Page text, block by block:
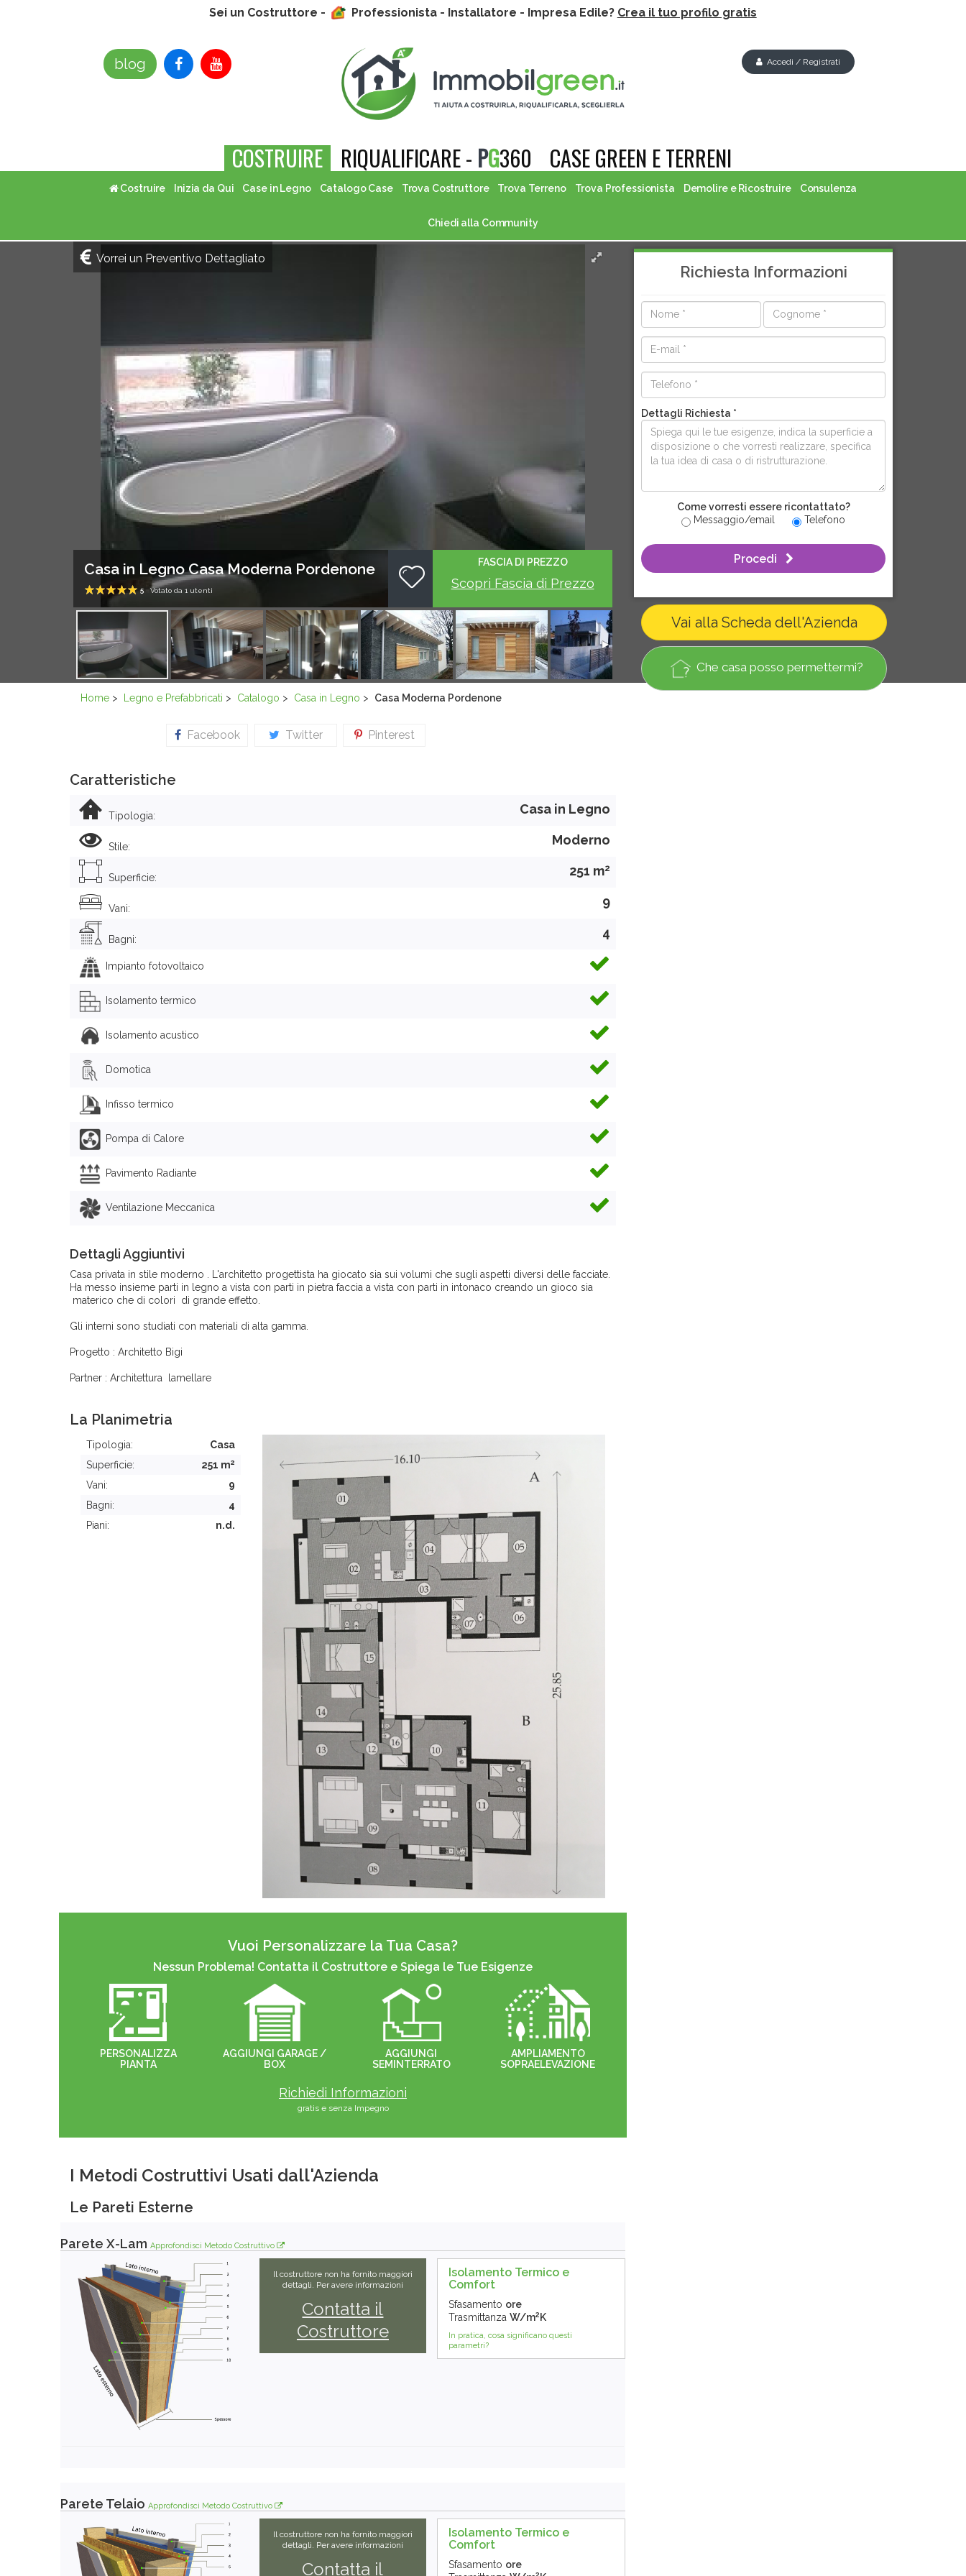
Sei un Costruttore - Professionista - Installatore - Impresa Edile? Crea il tuo profilo gratis
blog Accedi / Registrati
COSTRUIRE RIQUALIFICARE - PG360 CASE GREEN E TERRENI
Costruire Inizia da Qui Case in Legno Catalogo Case Trova Costruttore Trova Terreno Trova Professionista Demolire e Ricostruire Consulenza
Chiedi alla Community
Casa in Legno Casa Moderna Pordenone
3
5 Votato da 1 utenti
FASCIA DI PREZZO
Scopri Fascia di Prezzo
Vorrei un Preventivo Dettagliato
Richiesta Informazioni
Dettagli Richiesta *
Come vorresti essere ricontattato?
Messaggio/email
Telefono
Procedi
Che casa posso permettermi?
Vai alla Scheda dell'Azienda
Home > Legno e Prefabbricati > Catalogo > Casa in Legno > Casa Moderna Pordenone
Facebook Twitter Pinterest
Caratteristiche
Tipologia: Casa in Legno
Stile: Moderno
Superficie: 251 m2
Vani: 9
Bagni: 4
Impianto fotovoltaico
Isolamento termico
Isolamento acustico
Domotica
Infisso termico
Pompa di Calore
Pavimento Radiante
Ventilazione Meccanica
Dettagli Aggiuntivi
Casa privata in stile moderno . L'architetto progettista ha giocato sia sui volumi che sugli aspetti diversi delle facciate.
Ha messo insieme parti in legno a vista con parti in pietra faccia a vista con parti in intonaco creando un gioco sia
materico che di colori di grande effetto.
Gli interni sono studiati con materiali di alta gamma.
Progetto : Architetto Bigi
Partner : Architettura lamellare
La Planimetria
Tipologia:
Casa
Superficie:
251 m2
Vani:
9
Bagni:
4
Piani:
n.d.
Vuoi Personalizzare la Tua Casa?
Nessun Problema! Contatta il Costruttore e Spiega le Tue Esigenze
PERSONALIZZA
PIANTA
AGGIUNGI GARAGE /
BOX
AGGIUNGI
SEMINTERRATO
AMPLIAMENTO
SOPRAELEVAZIONE
Richiedi Informazioni
gratis e senza Impegno
I Metodi Costruttivi Usati dall'Azienda
Le Pareti Esterne
Parete X-Lam Approfondisci Metodo Costruttivo
Il costruttore non ha fornito maggiori
dettagli. Per avere informazioni
Contatta il
Costruttore
Isolamento Termico e
Comfort
Sfasamento ore
Trasmittanza W/m2 K
In pratica, cosa significano questi
parametri?
Parete Telaio Approfondisci Metodo Costruttivo
Il costruttore non ha fornito maggiori
dettagli. Per avere informazioni
Contatta il
Isolamento Termico e
Comfort
Sfasamento ore